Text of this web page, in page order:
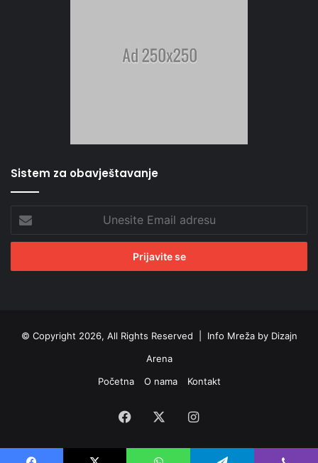
Sistem za obavještavanje
Email
adresu
© Copyright 2026, All Rights Reserved | Info Mreža by Dizajn
Arena
Početna
O nama Kontakt
Facebook Instagram